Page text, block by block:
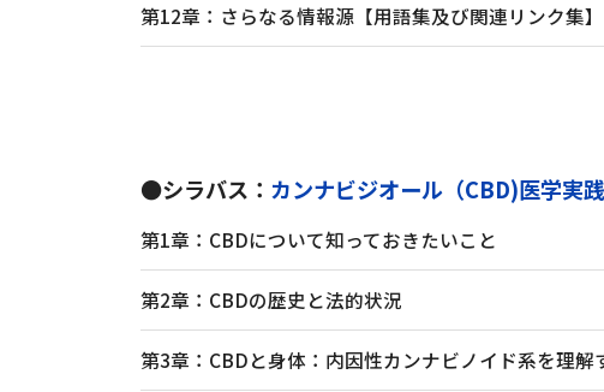
第12章：さらなる情報源【用語集及び関連リンク集】
●シラバス： カンナビジオール（CBD)医学実
第1章：CBDについて知っておきたいこと
第2章：CBDの歴史と法的状況
第3章：CBDと身体：内因性カンナビノイド系を理解